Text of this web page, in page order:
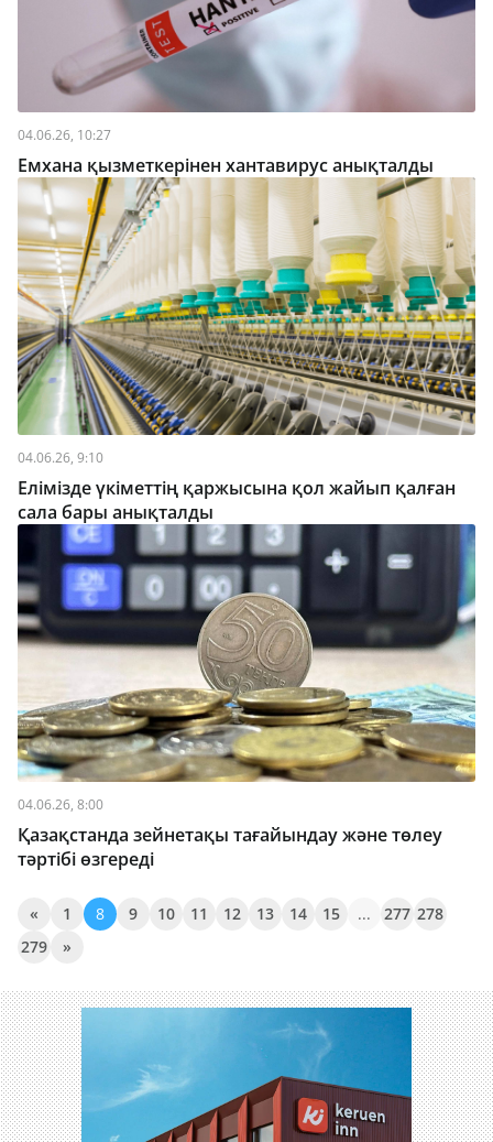
04.06.26, 10:27
Емхана қызметкерінен хантавирус анықталды
04.06.26, 9:10
Елімізде үкіметтің қаржысына қол жайып қалған
сала бары анықталды
04.06.26, 8:00
Қазақстанда зейнетақы тағайындау және төлеу
тәртібі өзгереді
« 1 8 9 10 11 12 13 14 15 ... 277 278
279
»